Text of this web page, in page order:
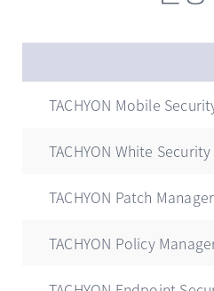
TACHYON Mobile
TACHYON White
TACHYON Patch
TACHYON Policy